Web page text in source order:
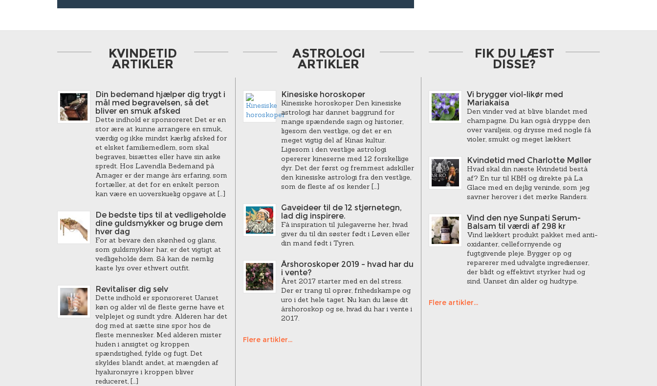
KVINDETID
ARTIKLER
Din bedemand hjælper dig trygt i
mål med begravelsen, så det
bliver en smuk afsked
Dette indhold er sponsoreret Det er en
stor ære at kunne arrangere en smuk,
værdig og ikke mindst kærlig afsked for
et elsket familiemedlem, som skal
begraves, bisættes eller have sin aske
spredt. Hos Lavendla Bedemand på
Amager er der mange års erfaring, som
fortæller, at det for en enkelt person
kan være en uoverskuelig opgave at […]
De bedste tips til at vedligeholde
dine guldsmykker og bruge dem
hver dag
For at bevare den skønhed og glans,
som guldsmykker har, er det vigtigt at
vedligeholde dem. Så kan de nemlig
kaste lys over ethvert outfit.
Revitaliser dig selv
Dette indhold er sponsoreret Uanset
køn og alder vil de fleste gerne have et
velplejet og sundt ydre. Alderen har det
dog med at sætte sine spor hos de
fleste mennesker. Med alderen mister
huden i ansigtet og kroppen
spændstighed, fylde og fugt. Det
skyldes blandt andet, at mængden af
hyaluronsyre i kroppen bliver
reduceret, […]
ASTROLOGI
ARTIKLER
Kinesiske horoskoper
Kinesiske horoskoper Den kinesiske
astrologi har dannet baggrund for
mange spændende sagn og historier,
ligesom den vestlige, og det er en
meget vigtig del af Kinas kultur.
Ligesom i den vestlige astrologi
opererer kineserne med 12 forskellige
dyr. Det der først og fremmest adskiller
den kinesiske astrologi fra den vestlige,
som de fleste af os kender […]
Gaveideer til de 12 stjernetegn,
lad dig inspirere.
Få inspiration til julegaverne her, hvad
giver du til din søster født i Løven eller
din mand født i Tyren.
Årshoroskoper 2019 – hvad har du
i vente?
Året 2017 starter med en del stress.
Der er trang til oprør, frihedskampe og
uro i det hele taget. Nu kan du læse dit
årshoroskop og se, hvad du har i vente i
2017.
Flere artikler...
FIK DU LÆST
DISSE?
Vi brygger viol-likør med
Mariakaisa
Den vinder ved at blive blandet med
champagne. Du kan også dryppe den
over vaniljeis, og drysse med nogle få
violer, smukt og meget lækkert
Kvindetid med Charlotte Møller
Hvad skal din næste Kvindetid bestå
af? En tur til KBH og direkte på La
Glace med en dejlig veninde, som jeg
savner herover i det mørke Randers.
Vind den nye Sunpati Serum-
Balsam til værdi af 298 kr
Vind lækkert produkt pakket med anti-
oxidanter, cellefornyende og
fugtgivende pleje. Bygger op og
reparerer med udvalgte ingredienser,
der blidt og effektivt styrker hud og
sind. Uanset din alder og hudtype.
Flere artikler...